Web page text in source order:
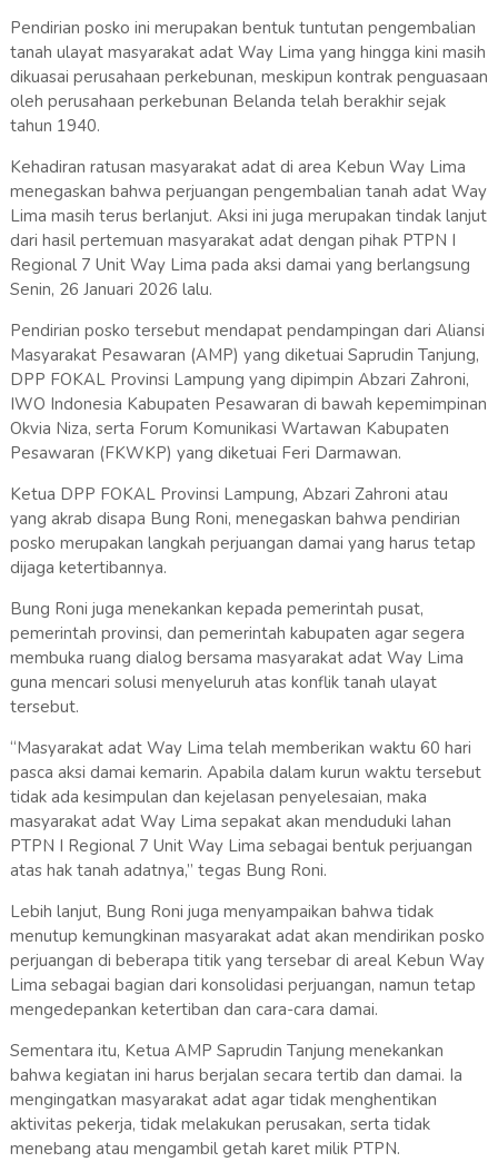
Pendirian posko ini merupakan bentuk tuntutan pengembalian
tanah ulayat masyarakat adat Way Lima yang hingga kini masih
dikuasai perusahaan perkebunan, meskipun kontrak penguasaan
oleh perusahaan perkebunan Belanda telah berakhir sejak
tahun 1940.
Kehadiran ratusan masyarakat adat di area Kebun Way Lima
menegaskan bahwa perjuangan pengembalian tanah adat Way
Lima masih terus berlanjut. Aksi ini juga merupakan tindak lanjut
dari hasil pertemuan masyarakat adat dengan pihak PTPN I
Regional 7 Unit Way Lima pada aksi damai yang berlangsung
Senin, 26 Januari 2026 lalu.
Pendirian posko tersebut mendapat pendampingan dari Aliansi
Masyarakat Pesawaran (AMP) yang diketuai Saprudin Tanjung,
DPP FOKAL Provinsi Lampung yang dipimpin Abzari Zahroni,
IWO Indonesia Kabupaten Pesawaran di bawah kepemimpinan
Okvia Niza, serta Forum Komunikasi Wartawan Kabupaten
Pesawaran (FKWKP) yang diketuai Feri Darmawan.
Ketua DPP FOKAL Provinsi Lampung, Abzari Zahroni atau
yang akrab disapa Bung Roni, menegaskan bahwa pendirian
posko merupakan langkah perjuangan damai yang harus tetap
dijaga ketertibannya.
Bung Roni juga menekankan kepada pemerintah pusat,
pemerintah provinsi, dan pemerintah kabupaten agar segera
membuka ruang dialog bersama masyarakat adat Way Lima
guna mencari solusi menyeluruh atas konflik tanah ulayat
tersebut.
“Masyarakat adat Way Lima telah memberikan waktu 60 hari
pasca aksi damai kemarin. Apabila dalam kurun waktu tersebut
tidak ada kesimpulan dan kejelasan penyelesaian, maka
masyarakat adat Way Lima sepakat akan menduduki lahan
PTPN I Regional 7 Unit Way Lima sebagai bentuk perjuangan
atas hak tanah adatnya,” tegas Bung Roni.
Lebih lanjut, Bung Roni juga menyampaikan bahwa tidak
menutup kemungkinan masyarakat adat akan mendirikan posko
perjuangan di beberapa titik yang tersebar di areal Kebun Way
Lima sebagai bagian dari konsolidasi perjuangan, namun tetap
mengedepankan ketertiban dan cara-cara damai.
Sementara itu, Ketua AMP Saprudin Tanjung menekankan
bahwa kegiatan ini harus berjalan secara tertib dan damai. Ia
mengingatkan masyarakat adat agar tidak menghentikan
aktivitas pekerja, tidak melakukan perusakan, serta tidak
menebang atau mengambil getah karet milik PTPN.